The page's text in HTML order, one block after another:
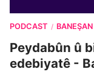
PODCAST /
Peydabûn û
edebiyatê -